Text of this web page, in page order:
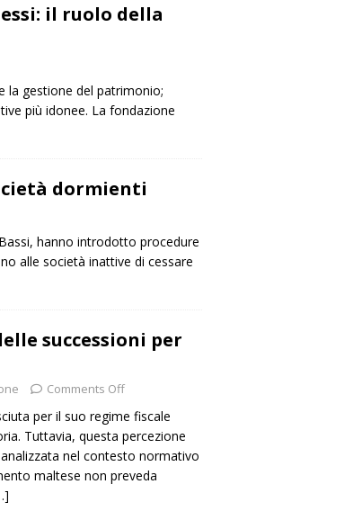
il ruolo della
la gestione del patrimonio;
più idonee. La fondazione
dormienti
hanno introdotto procedure
alle società inattive di cessare
successioni per
Comments Off
per il suo regime fiscale
Tuttavia, questa percezione
nel contesto normativo
maltese non preveda